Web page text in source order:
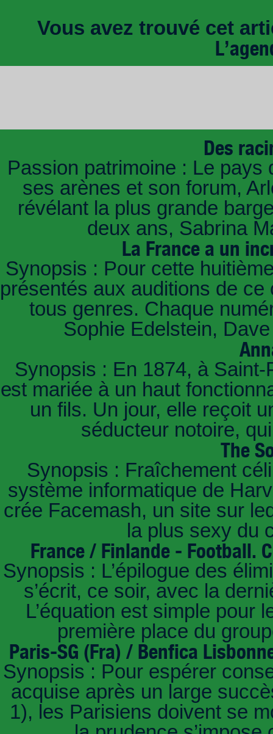
Vous avez trouvé cet
Des
Passion patrimoine : Le pays
ses arènes et son forum,
révélant la plus grande
deux ans, Sabrina
La France a un
Synopsis : Pour cette
présentés aux auditions de
tous genres. Chaque
Sophie Edelstein,
Synopsis : En 1874, à
est mariée à un haut
un fils. Un jour, elle reçoit
séducteur notoire,
The
Synopsis : Fraîchement
système informatique de
crée Facemash, un site sur
la plus sexy du
France / Finlande - Football.
Synopsis : L’épilogue des
s’écrit, ce soir, avec la
L’équation est simple pour
première place du
Paris-SG (Fra) / Benfica
Synopsis : Pour espérer
acquise après un large
1), les Parisiens doivent se